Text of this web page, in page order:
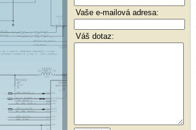
Vaše e-mailová adresa:
Váš dotaz: